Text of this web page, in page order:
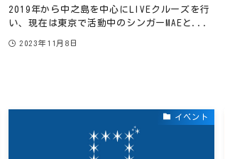
2019年から中之島を中心にLIVEクルーズを行
い、現在は東京で活動中のシンガーMAEと...
2023年11月8日
イベント